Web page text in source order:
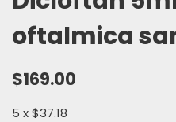
oftalmica
$169.00
5 x$37.18